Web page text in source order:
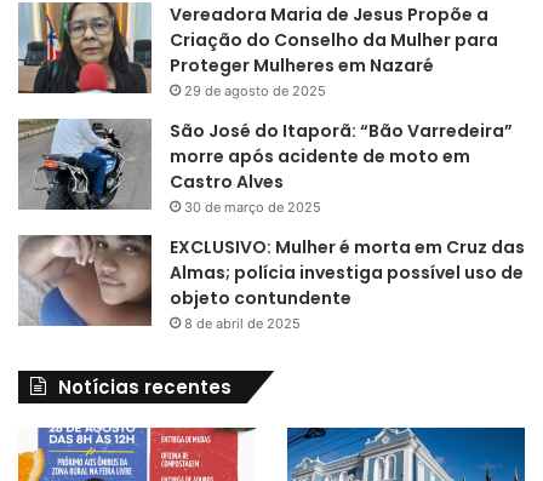
Vereadora Maria de Jesus Propõe a
Criação do Conselho da Mulher para
Proteger Mulheres em Nazaré
29 de agosto de 2025
São José do Itaporã: “Bão Varredeira”
morre após acidente de moto em
Castro Alves
30 de março de 2025
EXCLUSIVO: Mulher é morta em Cruz das
Almas; polícia investiga possível uso de
objeto contundente
8 de abril de 2025
Notícias recentes